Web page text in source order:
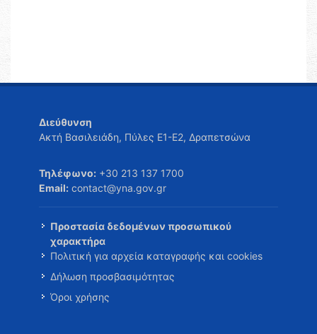
Διεύθυνση
Ακτή Βασιλειάδη, Πύλες Ε1-Ε2, Δραπετσώνα
Τηλέφωνο: +30 213 137 1700
Email: contact@yna.gov.gr
Προστασία δεδομένων προσωπικού
χαρακτήρα
Πολιτική για αρχεία καταγραφής και cookies
Δήλωση προσβασιμότητας
Όροι χρήσης